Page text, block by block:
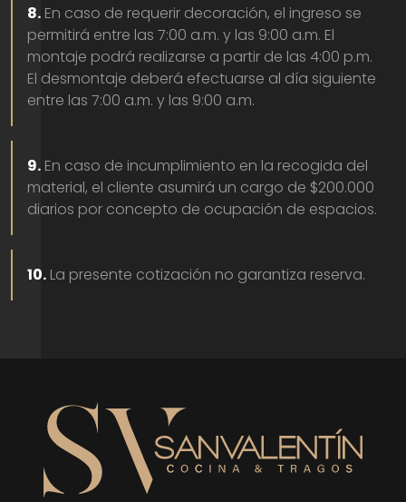
8. En caso de requerir decoración, el ingreso se
permitirá entre las 7:00 a.m. y las 9:00 a.m. El
montaje podrá realizarse a partir de las 4:00 p.m.
El desmontaje deberá efectuarse al día siguiente
entre las 7:00 a.m. y las 9:00 a.m.
9. En caso de incumplimiento en la recogida del
material, el cliente asumirá un cargo de $200.000
diarios por concepto de ocupación de espacios.
10. La presente cotización no garantiza reserva.